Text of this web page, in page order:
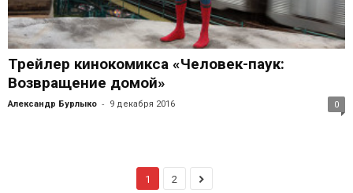
Трейлер кинокомикса «Человек-паук:
Возвращение домой»
Александр Бурлыко - 9 декабря 2016 0
1 2